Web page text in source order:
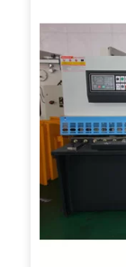
Siemens,
calidad
hojas de red
sobre cómo
usar la máquina.